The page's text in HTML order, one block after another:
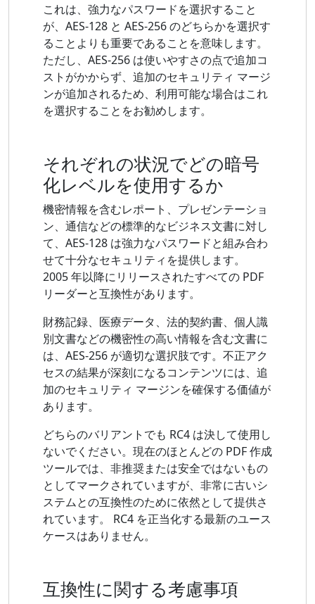
これは、強力なパスワードを選択すること
が、AES-128 と AES-256 のどちらかを選択す
ることよりも重要であることを意味します。
ただし、AES-256 は使いやすさの点で追加コ
ストがかからず、追加のセキュリティ マージ
ンが追加されるため、利用可能な場合はこれ
を選択することをお勧めします。
それぞれの状況でどの暗号
化レベルを使用するか
機密情報を含むレポート、プレゼンテーショ
ン、通信などの標準的なビジネス文書に対し
て、AES-128 は強力なパスワードと組み合わ
せて十分なセキュリティを提供します。
2005 年以降にリリースされたすべての PDF
リーダーと互換性があります。
財務記録、医療データ、法的契約書、個人識
別文書などの機密性の高い情報を含む文書に
は、AES-256 が適切な選択肢です。不正アク
セスの結果が深刻になるコンテンツには、追
加のセキュリティ マージンを確保する価値が
あります。
どちらのバリアントでも RC4 は決して使用し
ないでください。現在のほとんどの PDF 作成
ツールでは、非推奨または安全ではないもの
としてマークされていますが、非常に古いシ
ステムとの互換性のために依然として提供さ
れています。 RC4 を正当化する最新のユース
ケースはありません。
互換性に関する考慮事項